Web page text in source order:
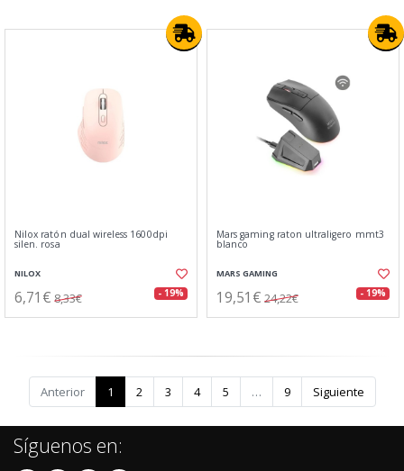
Nilox ratón dual wireless 1600dpi
silen. rosa
NILOX
6,71€ 8,33€ - 19%
Mars gaming raton ultraligero mmt3
blanco
MARS GAMING
19,51€ 24,22€ - 19%
Anterior 1 2 3 4 5 … 9 Siguiente
Síguenos en: